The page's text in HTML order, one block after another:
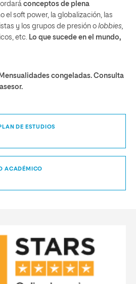
conceptos de plena
el soft power, la globalización, las
y los grupos de presión o lobbies,
etc. Lo que sucede en el mundo,
congeladas. Consulta
DE ESTUDIOS
ACADÉMICO